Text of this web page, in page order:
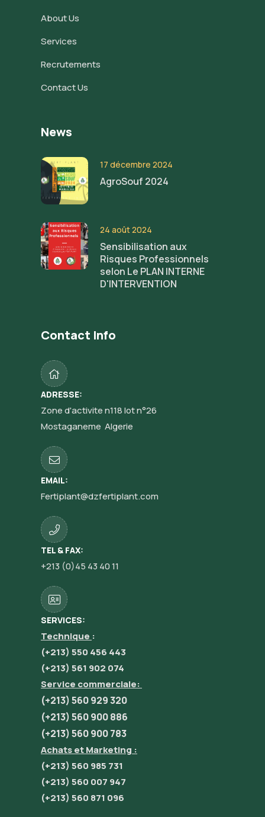
About Us
Services
Recrutements
Contact Us
News
17 décembre 2024
AgroSouf 2024
24 août 2024
Sensibilisation aux
Risques Professionnels
selon Le PLAN INTERNE
D'INTERVENTION
Contact Info
ADRESSE:
Zone d'activite n118 lot n°26
Mostaganeme Algerie
EMAIL:
Fertiplant@dzfertiplant.com
TEL & FAX:
+213 (0)45 43 40 11
SERVICES:
Technique :
(+213) 550 456 443
(+213) 561 902 074
Service commerciale:
(+213) 560 929 320
(+213) 560 900 886
(+213) 560 900 783
Achats et Marketing :
(+213) 560 985 731
(+213) 560 007 947
(+213) 560 871 096